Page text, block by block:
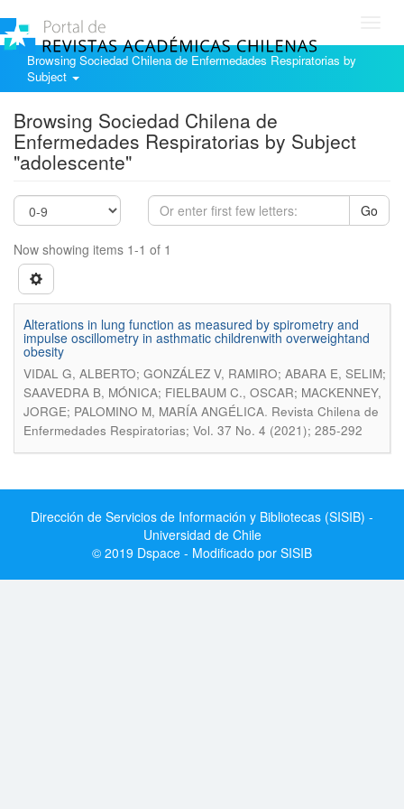
Browsing Sociedad Chilena de Enfermedades Respiratorias by
Subject
Browsing Sociedad Chilena de
Enfermedades Respiratorias by Subject
"adolescente"
Go
Now showing items 1-1 of 1
Alterations in lung function as measured by spirometry and
impulse oscillometry in asthmatic childrenwith overweightand
obesity
VIDAL G, ALBERTO; GONZÁLEZ V, RAMIRO; ABARA E, SELIM;
SAAVEDRA B, MÓNICA; FIELBAUM C., OSCAR; MACKENNEY,
JORGE; PALOMINO M, MARÍA ANGÉLICA. Revista Chilena de
Enfermedades Respiratorias; Vol. 37 No. 4 (2021); 285-292
Dirección de Servicios de Información y Bibliotecas (SISIB) -
Universidad de Chile
© 2019 Dspace - Modificado por SISIB